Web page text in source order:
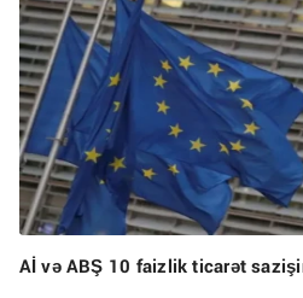
Aİ və ABŞ 10 faizlik ticarət